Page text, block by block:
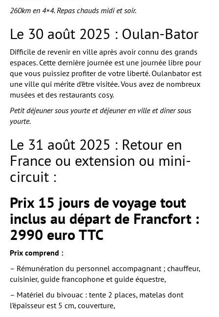
260km en 4×4. Repas chauds midi et soir.
Le 30 août 2025 : Oulan-Bator
Difficile de revenir en ville après avoir connu des grands
espaces. Cette dernière journée est une journée libre pour
que vous puissiez profiter de votre liberté. Oulanbator est
une ville qui mérite d’être visitée. Vous avez de nombreux
musées et des restaurants cosy.
Petit déjeuner sous yourte et déjeuner en ville et diner sous
yourte.
Le 31 août 2025 : Retour en
France ou extension ou mini-
circuit :
Prix 15 jours de voyage tout
inclus au départ de Francfort :
2990 euro TTC
Prix comprend :
– Rémunération du personnel accompagnant ; chauffeur,
cuisinier, guide francophone et guide équestre,
– Matériel du bivouac : tente 2 places, matelas dont
l’épaisseur est 5 cm, couverture,